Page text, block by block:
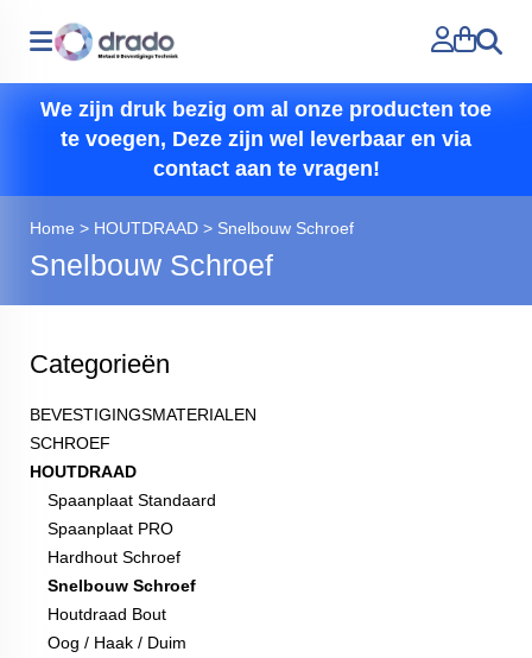
Zoeken
We zijn druk bezig om al onze producten toe
te voegen, Deze zijn wel leverbaar en via
contact aan te vragen!
Home > HOUTDRAAD > Snelbouw Schroef
Snelbouw Schroef
Categorieën
BEVESTIGINGSMATERIALEN
SCHROEF
HOUTDRAAD
Spaanplaat Standaard
Spaanplaat PRO
Hardhout Schroef
Snelbouw Schroef
Houtdraad Bout
Oog / Haak / Duim